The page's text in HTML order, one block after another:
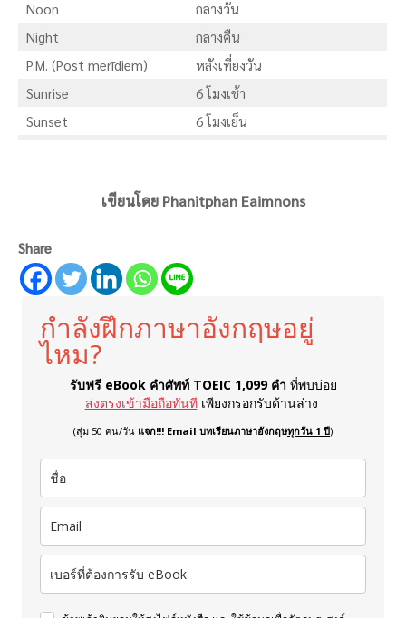
Noon
กลางวัน
Night
กลางคืน
P.M. (Post merīdiem)
หลังเที่ยงวัน
Sunrise
6 โมงเช้า
Sunset
6 โมงเย็น
เขียนโดย Phanitphan Eaimnons
Share
กำลังฝึกภาษาอังกฤษอยู่
ไหม?
รับฟรี eBook คำศัพท์ TOEIC 1,099 คำ ที่พบบ่อย
ส่งตรงเข้ามือถือทันที เพียงกรอกรับด้านล่าง
(สุ่ม 50 คน/วัน แจก!!! Email บทเรียนภาษาอังกฤษทุกวัน 1 ปี)